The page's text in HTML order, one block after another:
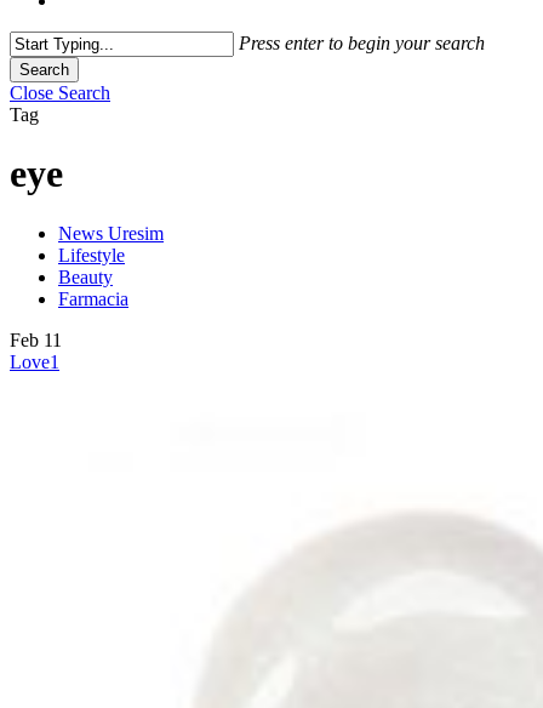
Press enter to begin your search
Search
Close Search
Tag
eye
News Uresim
Lifestyle
Beauty
Farmacia
Feb 11
Love1